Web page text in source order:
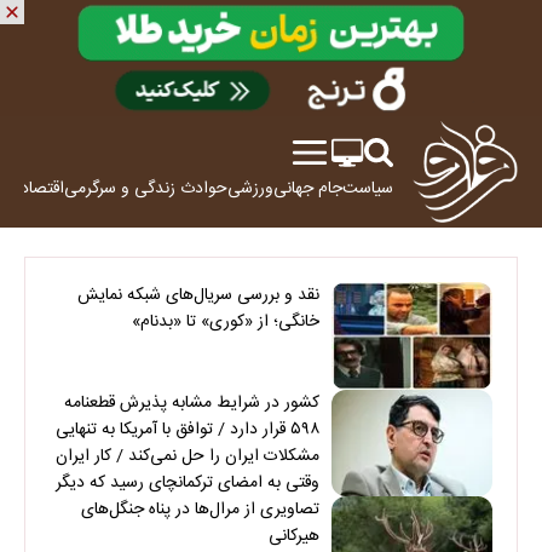
سیاستجام جهانیورزشیحوادث زندگی و سرگرمیاقتصاد
نقد و بررسی سریال‌های شبکه نمایش
خانگی؛ از «کوری» تا «بدنام»
کشور در شرایط مشابه پذیرش قطعنامه
۵۹۸ قرار دارد / توافق با آمریکا به تنهایی
مشکلات ایران را حل نمی‌کند / کار ایران
وقتی به امضای ترکمانچای رسید که دیگر
چاره‌ای نبود
تصاویری از مرال‌ها در پناه جنگل‌های
هیرکانی